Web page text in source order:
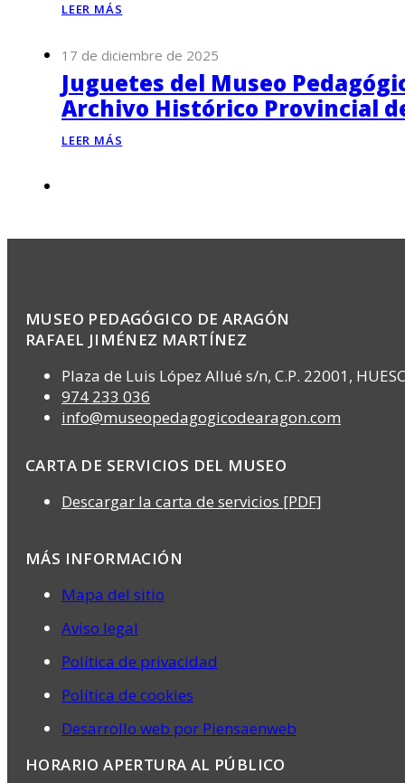
LEER MÁS
17 de diciembre de 2025
Juguetes del Museo
Archivo Histórico Provincial
LEER MÁS
MUSEO PEDAGÓGICO DE ARAGÓN
RAFAEL JIMÉNEZ MARTÍNEZ
Plaza de Luis López Allué s/n, C.P. 22001,
974 233 036
info@museopedagogicodearagon.com
CARTA DE SERVICIOS DEL MUSEO
Descargar la carta de servicios [PDF]
MÁS INFORMACIÓN
Mapa del sitio
Aviso legal
Política de privacidad
Política de cookies
Desarrollo web por Piensaenweb
HORARIO APERTURA AL PÚBLICO